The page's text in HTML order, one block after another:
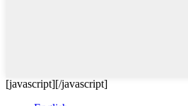
[javascript] [/javascript]